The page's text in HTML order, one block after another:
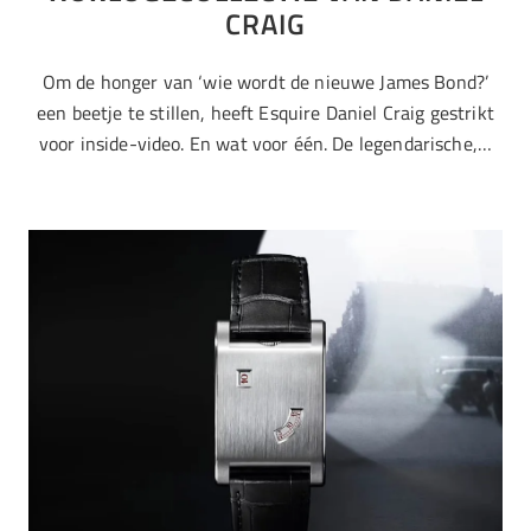
CRAIG
Om de honger van ‘wie wordt de nieuwe James Bond?’
een beetje te stillen, heeft Esquire Daniel Craig gestrikt
voor inside-video. En wat voor één. De legendarische,…